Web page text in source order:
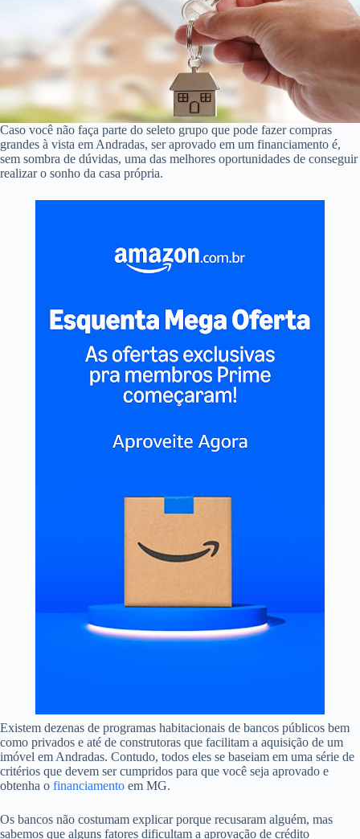
Caso você não faça parte do seleto grupo que pode fazer compras
grandes à vista em Andradas, ser aprovado em um financiamento é,
sem sombra de dúvidas, uma das melhores oportunidades de conseguir
realizar o sonho da casa própria.
Existem dezenas de programas habitacionais de bancos públicos bem
como privados e até de construtoras que facilitam a aquisição de um
imóvel em Andradas. Contudo, todos eles se baseiam em uma série de
critérios que devem ser cumpridos para que você seja aprovado e
obtenha o financiamento em MG.
Os bancos não costumam explicar porque recusaram alguém, mas
sabemos que alguns fatores dificultam a aprovação de crédito